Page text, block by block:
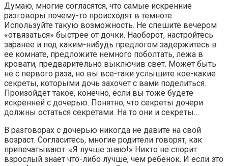
Думаю, многие согласятся, что самые искренние
разговоры почему-то происходят в темноте.
Используйте такую возможность. Не спешите вечером
«отвязаться» быстрее от дочки. Наоборот, настройтесь
заранее и под каким-нибудь предлогом задержитесь в
ее комнате, предложите немного поболтать, лежа в
кровати, предварительно выключив свет. Может быть
не с первого раза, но вы все-таки услышите кое-какие
секреты, которыми дочь захочет с вами поделиться.
Произойдет такое, конечно, если вы тоже будете
искренней с дочерью. Понятно, что секреты дочери
должны остаться секретами. На то они и секреты…
В разговорах с дочерью никогда не давите на свой
возраст. Согласитесь, многие родители говорят, как
припечатывают: «Я лучше знаю!» Никто не спорит:
взрослый знает что-либо лучше, чем ребенок. И если это